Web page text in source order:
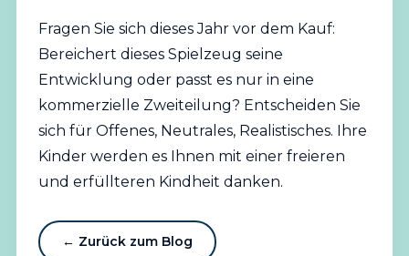
Fragen Sie sich dieses Jahr vor dem Kauf:
Bereichert dieses Spielzeug seine
Entwicklung oder passt es nur in eine
kommerzielle Zweiteilung? Entscheiden Sie
sich für Offenes, Neutrales, Realistisches. Ihre
Kinder werden es Ihnen mit einer freieren
und erfüllteren Kindheit danken.
← Zurück zum Blog